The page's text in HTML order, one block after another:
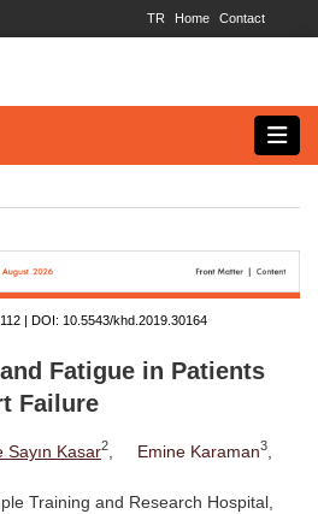
Contact
Home
TR
| DOI: 10.5543/khd.2019.30164
Fatigue in Patients
Failure
Sayın Kasar2 Emine Karaman3
Training and Research Hospital,